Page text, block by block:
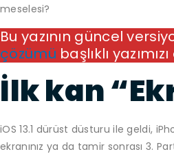
meselesi?
Bu yazının güncel
çözümü başlıklı
İlk kan
iOS 13.1 dürüst düsturu ile geldi,
ekranınız ya da tamir sonrası 3.